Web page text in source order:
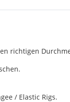
richtigen
/ Elastic Rigs.